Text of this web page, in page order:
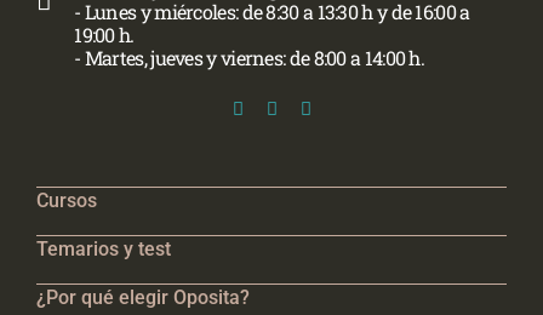
- Lunes y miércoles: de 8:30 a 13:30 h y de 16:00 a
19:00 h.
- Martes, jueves y viernes: de 8:00 a 14:00 h.
Cursos
Temarios y test
¿Por qué elegir Oposita?